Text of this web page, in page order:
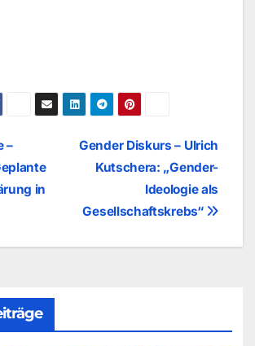
Gender Diskurs – Ulrich
Kutschera: „Gender-
Ideologie als
Gesellschaftskrebs“
–
in